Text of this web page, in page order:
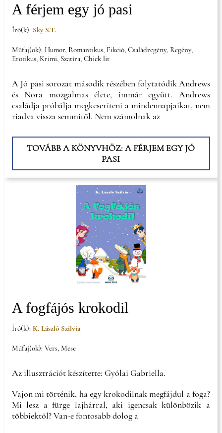
A férjem egy jó pasi
Író(k): Sky S.T.
Műfaj(ok): Humor, Romantikus, Fikció, Családregény, Regény,
Erotikus, Krimi, Szatíra, Chick lit
A Jó pasi sorozat második részében folytatódik Andrews
és Nora mozgalmas élete, immár együtt. Andrews
családja próbálja megkeseríteni a mindennapjaikat, nem
riadva vissza semmitől. Nem számolnak az
TOVÁBB A KÖNYVHÖZ: A FÉRJEM EGY JÓ
PASI
A fogfájós krokodil
Író(k): K. László Szilvia
Műfaj(ok): Vers, Mese
Az illusztrációt készítette: Gyólai Gabriella.
Vajon mi történik, ha egy krokodilnak megfájdul a foga?
Mi lesz a fürge lajhárral, aki igencsak különbözik a
többiektől? Van-e fontosabb dolog a